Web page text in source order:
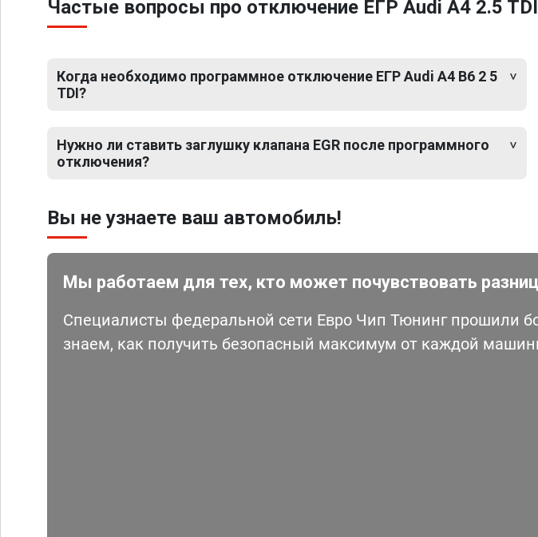
Частые вопросы про отключение ЕГР Audi A4 2.5
Когда необходимо программное отключение ЕГР Audi A4 B6 2 5
TDI?
Нужно ли ставить заглушку клапана EGR после программного
отключения?
Вы не узнаете ваш автомобиль!
Мы работаем для тех, кто может почувствовать
Специалисты федеральной сети Евро Чип Тюнинг прошили
знаем, как получить безопасный максимум от каждой